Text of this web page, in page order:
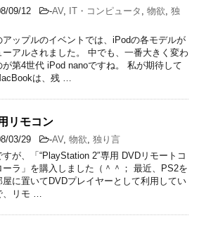
09/12 -AV, IT・コンピュータ 物欲 独
アップルのイベントでは、iPodの各モデルが
ーアルされました。 中でも、一番大きく変わ
が第4世代 iPod nanoですね。 私が期待して
は、残 …
リモコン
03/29 -AV, 物欲 独り言
すが、「“PlayStation 2″専用 DVDリモートコ
ーラ」を購入しました（＾＾； 最近、PS2を
屋に置いてDVDプレイヤーとして利用してい
、リモ …